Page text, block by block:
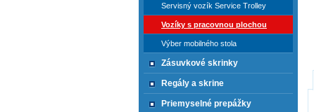
Servisný vozík Service Trolley
Vozíky s pracovnou plochou
Výber mobilného stola
Zásuvkové skrinky
Regály a skrine
Priemyselné prepážky